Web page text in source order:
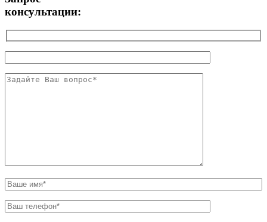
консультации: